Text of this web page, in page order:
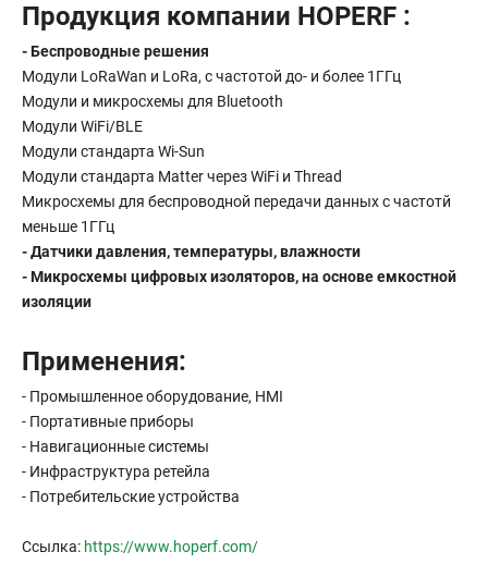
Продукция компании HOPERF :
- Беспроводные решения
Модули LoRaWan и LoRa, c частотой до- и более 1ГГц
Модули и микросхемы для Bluetooth
Модули WiFi/BLE
Модули стандарта Wi-Sun
Модули стандарта Matter через WiFi и Thread
Микросхемы для беспроводной передачи данных с частотй
меньше 1ГГц
- Датчики давления, температуры, влажности
- Микросхемы цифровых изоляторов, на основе емкостной
изоляции
Применения:
- Промышленное оборудование, HMI
- Портативные приборы
- Навигационные системы
- Инфраструктура ретейла
- Потребительские устройства
Ссылка: https://www.hoperf.com/